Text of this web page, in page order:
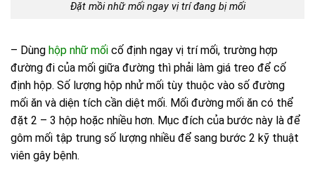
Đặt mồi nhữ mối ngay vị trí đang bị mối
– Dùng hộp nhữ mối cố định ngay vị trí mối, trường hợp
đường đi của mối giữa đường thì phải làm giá treo để cố
định hộp. Số lượng hộp nhử mối tùy thuộc vào số đường
mối ăn và diện tích cần diệt mối. Mối đường mối ăn có thể
đặt 2 – 3 hộp hoặc nhiều hơn. Mục đích của bước này là để
gôm mối tập trung số lượng nhiều để sang bước 2 kỹ thuật
viên gây bệnh.